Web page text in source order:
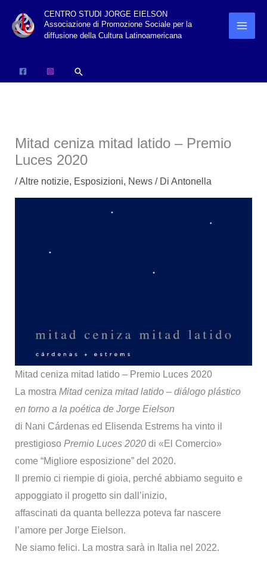
CENTRO STUDI JORGE EIELSON
Associazione di Promozione Sociale per la
diffusione della Cultura Latinoamericana
Cerca
Mitad ceniza mitad latido – Premio
Luces 2020
/Altre notizie, Esposizioni, News/ Di Antonella
Mitad ceniza mitad latido – Premio Luces 2020
La mostra Mitad ceniza mitad latido – diálogo plástico
en torno a la poética de Jorge Eielson
di Nani Cárdenas ed Elisenda Estrems ha vinto il
prestigioso Premio Luces 2020di «El Comercio»
come “Migliore esposizione” del 2020.
Il premio ci riempie di gioia, perché abbiamo seguito e
appoggiato il progetto sin dall’inizio,
affascinati da quanta bellezza poteva far nascere
l’amore per Jorge Eielson.
Ne siamo felici. La mostra sarà in Italia nel 2022.